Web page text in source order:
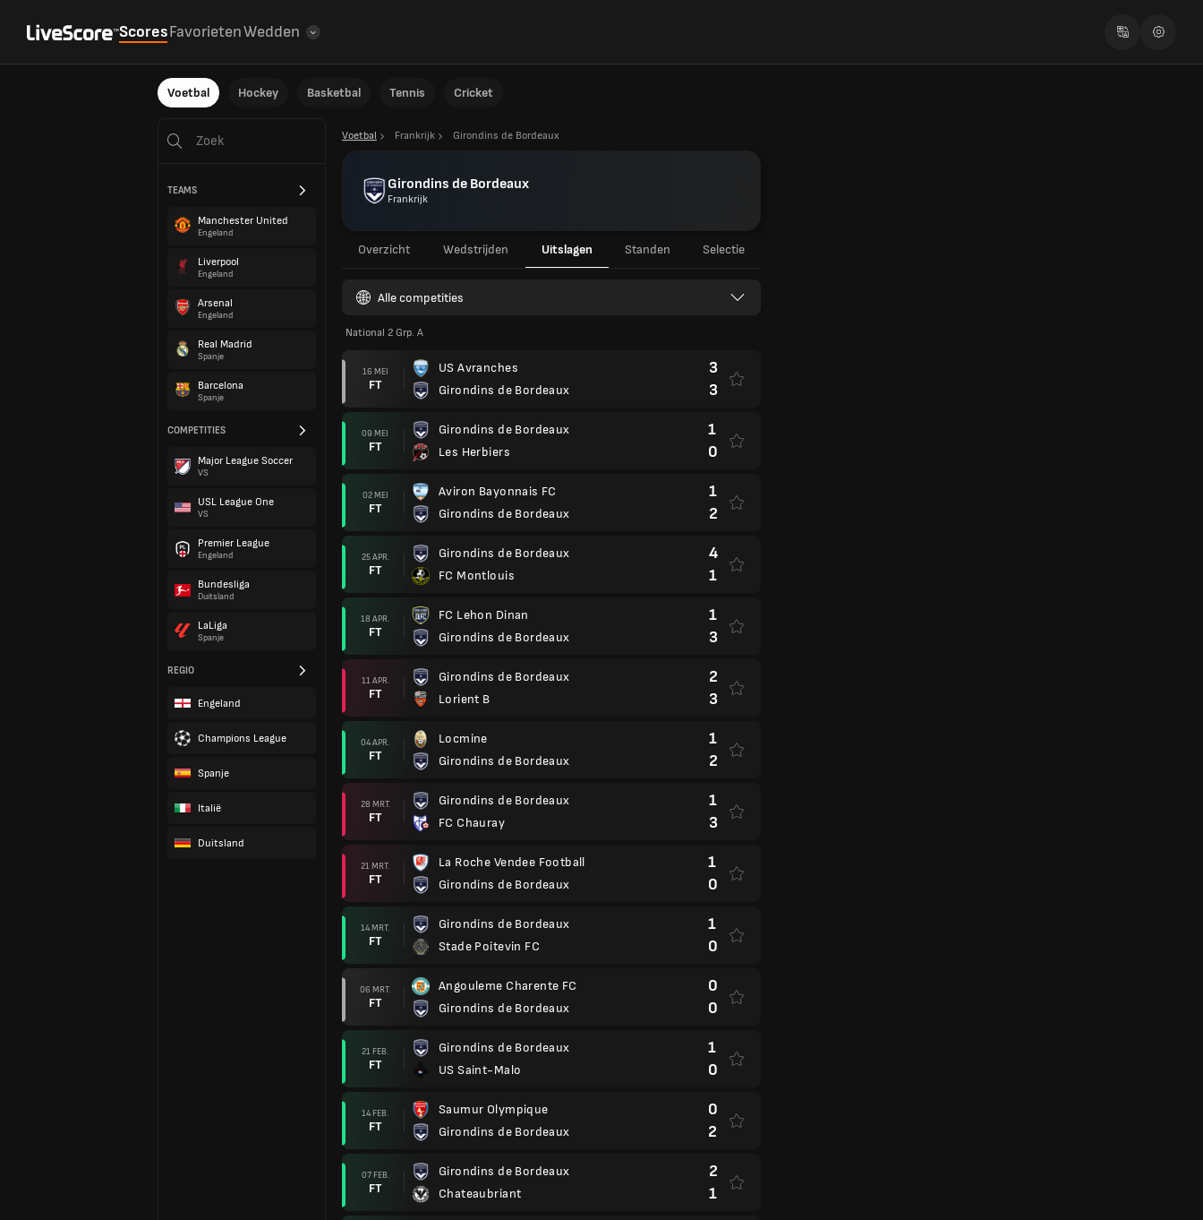
ScoresFavorietenWedden
Voetbal Hockey Basketbal Tennis Cricket
TEAMS
Manchester United
Engeland
Liverpool
Engeland
Arsenal
Engeland
Real Madrid
Spanje
Barcelona
Spanje
COMPETITIES
Major League Soccer
VS
USL League One
VS
Premier League
Engeland
Bundesliga
Duitsland
LaLiga
Spanje
REGIO
Engeland
Champions League
Spanje
Italië
Duitsland
Voetbal Frankrijk Girondins de Bordeaux
Girondins de Bordeaux
Frankrijk
Overzicht Wedstrijden Uitslagen Standen Selectie
Alle competities
National 2 Grp. A
16 MEI
FT
US Avranches
Girondins de Bordeaux
3
3
09 MEI
FT
Girondins de Bordeaux
Les Herbiers
1
0
02 MEI
FT
Aviron Bayonnais FC
Girondins de Bordeaux
1
2
25 APR.
FT
Girondins de Bordeaux
FC Montlouis
4
1
18 APR.
FT
FC Lehon Dinan
Girondins de Bordeaux
1
3
11 APR.
FT
Girondins de Bordeaux
Lorient B
2
3
04 APR.
FT
Locmine
Girondins de Bordeaux
1
2
28 MRT.
FT
Girondins de Bordeaux
FC Chauray
1
3
21 MRT.
FT
La Roche Vendee Football
Girondins de Bordeaux
1
0
14 MRT.
FT
Girondins de Bordeaux
Stade Poitevin FC
1
0
06 MRT.
FT
Angouleme Charente FC
Girondins de Bordeaux
0
0
21 FEB.
FT
Girondins de Bordeaux
US Saint-Malo
1
0
14 FEB.
FT
Saumur Olympique
Girondins de Bordeaux
0
2
07 FEB.
FT
Girondins de Bordeaux
Chateaubriant
2
1